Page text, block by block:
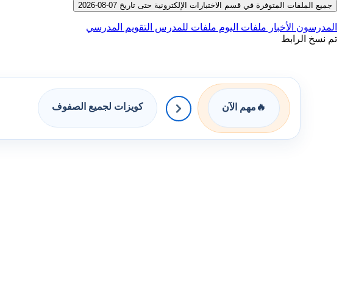
جميع الملفات المتوفرة في قسم الاختبارات الإلكترونية حتى تاريخ 07-08-2026
المدرسون الأخبار ملفات اليوم ملفات للمدرس التقويم المدرسي
تم نسخ الرابط
🔥 مهم الآن كويزات لجميع الصفوف